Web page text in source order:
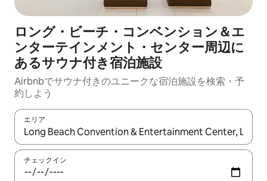
ロング・ビーチ・コンベンション＆エ
ンターテインメント・センター周辺に
あ⁠るサ⁠ウ⁠ナ⁠付⁠き宿⁠泊⁠施⁠設
Airbnbでサウナ付きのユニークな宿泊施設を検索・予
約しよう
エリア
検索結果が表示されたら、上下の矢印キーを使って移動するか
チェックイン